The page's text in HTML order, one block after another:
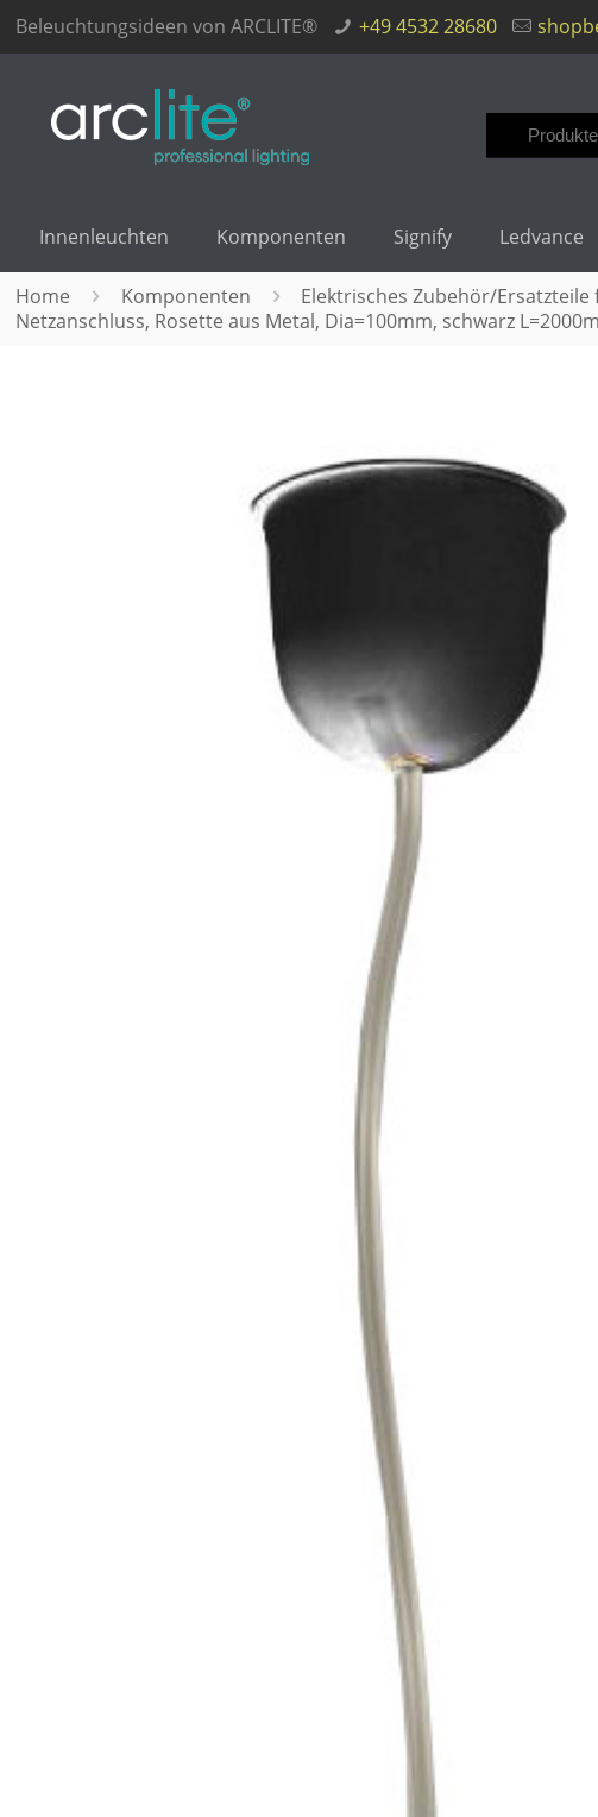
Beleuchtungsideen von ARCLITE® +49 4532 28680
Suchen
nach:
Innenleuchten Komponenten Signify Ledvance
Home Komponenten
Elektrisches Zubehör/Ersatzteile
Netzanschluss, Rosette aus Metal, Dia=100mm, schwarz